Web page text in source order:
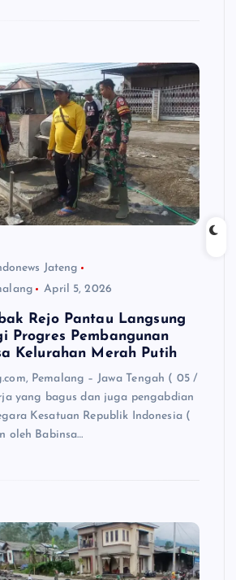
Jateng
April 5, 2026
Rejo Pantau Langsung
Progres Pembangunan
Kelurahan Merah Putih
Pemalang – Jawa Tengah ( 05 /
yang bagus dan juga pengabdian
Kesatuan Republik Indonesia (
oleh Babinsa…